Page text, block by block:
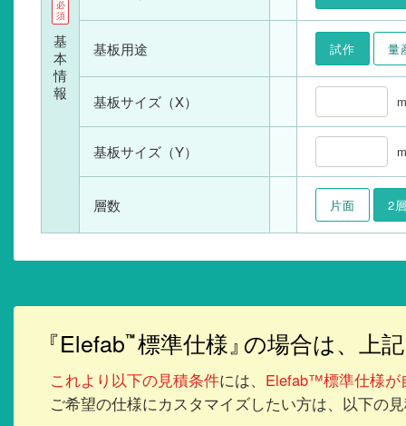
基
本
情
報
基板用途 試作 量
基板サイズ（X）
基板サイズ（Y）
層数 片面 2
『Elefab™ 標準仕様』の場合は、上
これより以下の見積条件には、 Elefab™標準仕様が
ご希望の仕様にカスタマイズしたい方は、以下の